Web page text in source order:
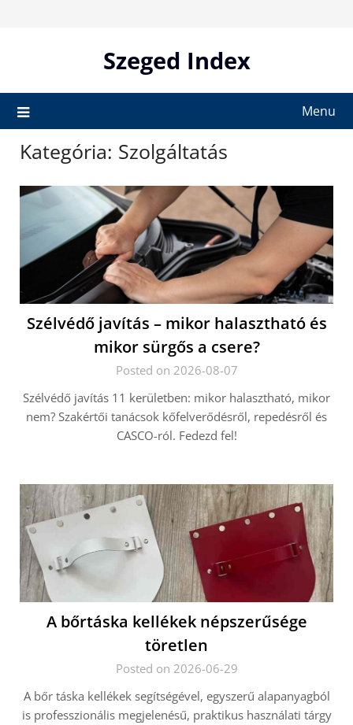
Szeged Index
Menu
Kategória: Szolgáltatás
Szélvédő javítás – mikor halasztható és
mikor sürgős a csere?
Posted on 2026-08-07
Szélvédő javítás 11 kerületben: mikor halasztható, mikor
nem? Szakértői tanácsok kőfelverődésről, repedésről és
CASCO-ról. Fedezd fel!
A bőrtáska kellékek népszerűsége
töretlen
Posted on 2026-06-29
A bőr táska kellékek segítségével, egyszerű alapanyagból
is professzionális megjelenésű, praktikus használati tárgy